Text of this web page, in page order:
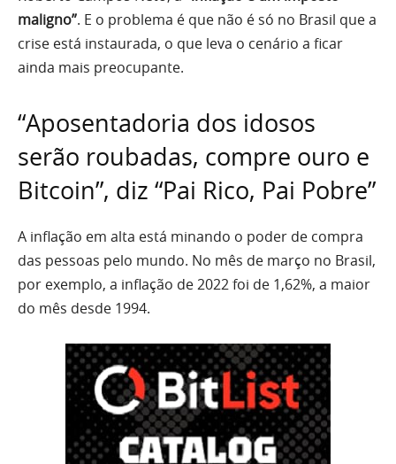
maligno”. E o problema é que não é só no Brasil que a
crise está instaurada, o que leva o cenário a ficar
ainda mais preocupante.
“Aposentadoria dos idosos
serão roubadas, compre ouro e
Bitcoin”, diz “Pai Rico, Pai Pobre”
A inflação em alta está minando o poder de compra
das pessoas pelo mundo. No mês de março no Brasil,
por exemplo, a inflação de 2022 foi de 1,62%, a maior
do mês desde 1994.